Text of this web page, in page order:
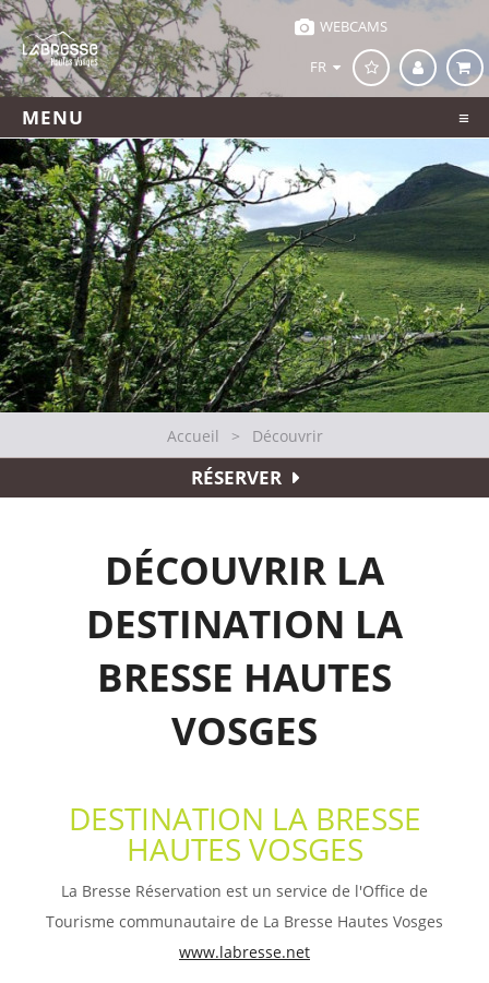
WEBCAMS
FR
MENU
Accueil > Découvrir
RÉSERVER
DÉCOUVRIR LA
DESTINATION LA
BRESSE HAUTES
VOSGES
DESTINATION LA BRESSE
HAUTES VOSGES
La Bresse Réservation est un service de l'Office de
Tourisme communautaire de La Bresse Hautes Vosges
www.labresse.net